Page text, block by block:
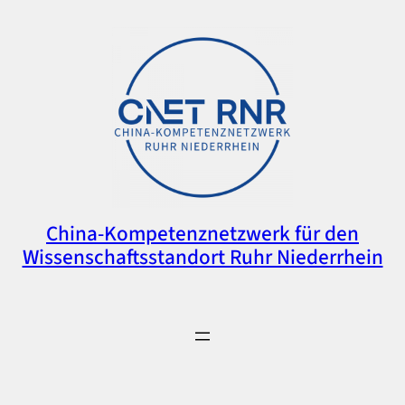
China-Kompetenznetzwerk für den
Wissenschaftsstandort Ruhr Niederrhein